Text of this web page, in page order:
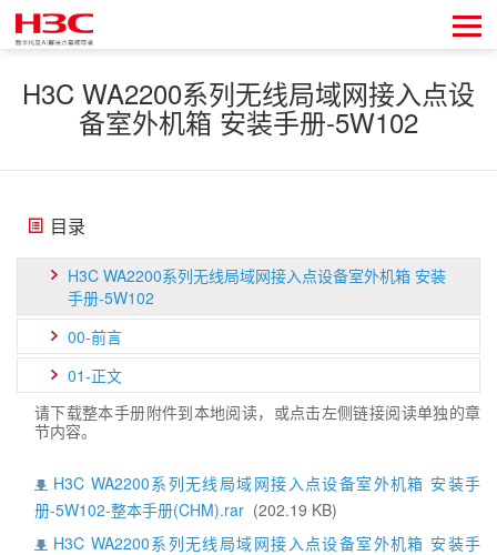
H3C WA2200系列无线局域网接入点设
备室外机箱 安装手册-5W102
目录
H3C WA2200系列无线局域网接入点设备室外机箱 安装
手册-5W102
00-前言
01-正文
请下载整本手册附件到本地阅读，或点击左侧链接阅读单独的章
节内容。
H3C WA2200系列无线局域网接入点设备室外机箱 安装手
册-5W102-整本手册(CHM).rar (202.19 KB)
H3C WA2200系列无线局域网接入点设备室外机箱 安装手